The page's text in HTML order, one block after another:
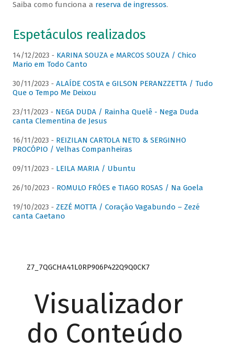
Saiba como funciona a reserva de ingressos.
Espetáculos realizados
14/12/2023 - KARINA SOUZA e MARCOS SOUZA / Chico
Mario em Todo Canto
30/11/2023 - ALAÍDE COSTA e GILSON PERANZZETTA / Tudo
Que o Tempo Me Deixou
23/11/2023 - NEGA DUDA / Rainha Quelê - Nega Duda
canta Clementina de Jesus
16/11/2023 - REIZILAN CARTOLA NETO & SERGINHO
PROCÓPIO / Velhas Companheiras
09/11/2023 - LEILA MARIA / Ubuntu
26/10/2023 - ROMULO FRÓES e TIAGO ROSAS / Na Goela
19/10/2023 - ZEZÉ MOTTA / Coração Vagabundo – Zezé
canta Caetano
Z7_7QGCHA41L0RP906P422Q9Q0CK7
Visualizador
do Conteúdo